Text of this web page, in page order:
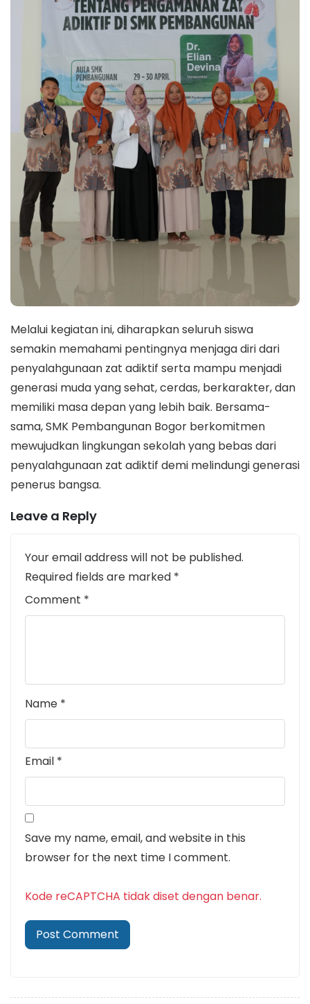
Melalui kegiatan ini, diharapkan seluruh siswa
semakin memahami pentingnya menjaga diri dari
penyalahgunaan zat adiktif serta mampu menjadi
generasi muda yang sehat, cerdas, berkarakter, dan
memiliki masa depan yang lebih baik. Bersama-
sama, SMK Pembangunan Bogor berkomitmen
mewujudkan lingkungan sekolah yang bebas dari
penyalahgunaan zat adiktif demi melindungi generasi
penerus bangsa.
Leave a Reply
Your email address will not be published.
Required fields are marked *
Comment *
Name *
Email *
Save my name, email, and website in this
browser for the next time I comment.
Kode reCAPTCHA tidak diset dengan benar.